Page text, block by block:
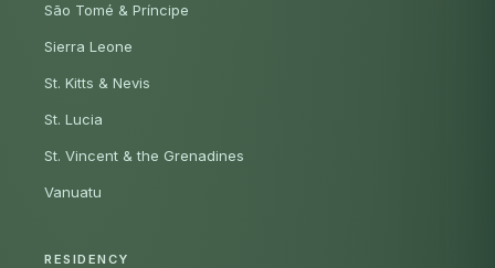
São Tomé & Príncipe
Sierra Leone
St. Kitts & Nevis
St. Lucia
St. Vincent & the Grenadines
Vanuatu
RESIDENCY